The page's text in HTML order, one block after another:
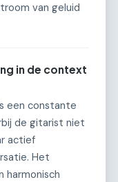
van geluid
in de context
een constante
de gitarist niet
actief
Het
harmonisch